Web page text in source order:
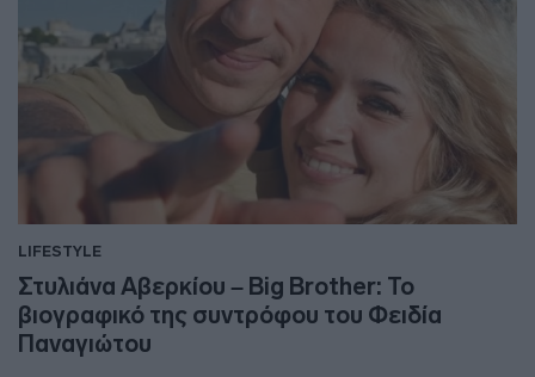
LIFESTYLE
Στυλιάνα Αβερκίου – Big Brother: Το
βιογραφικό της συντρόφου του Φειδία
Παναγιώτου